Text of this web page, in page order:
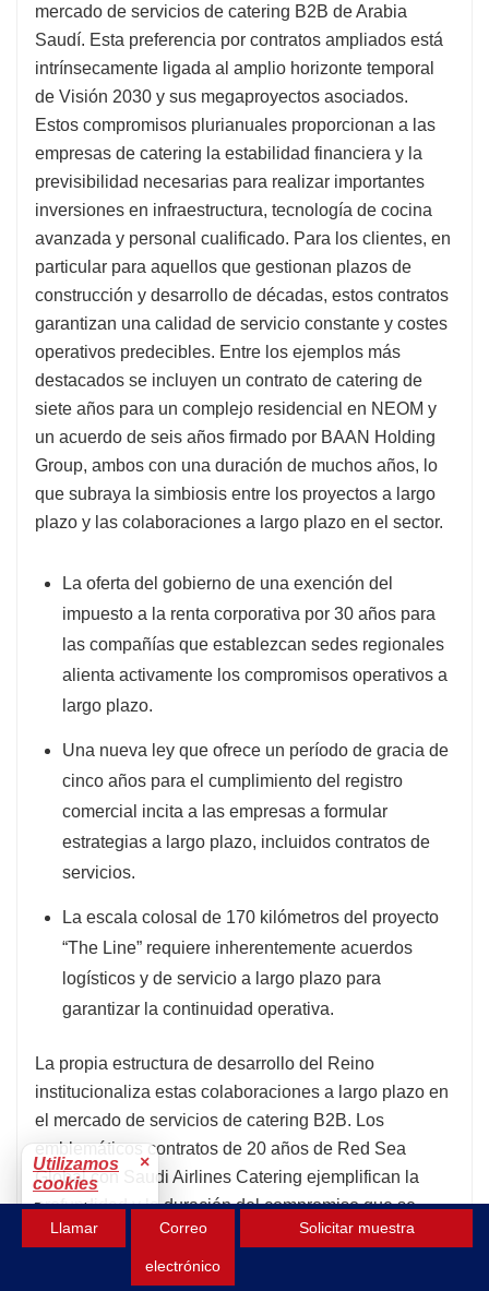
mercado de servicios de catering B2B de Arabia
Saudí. Esta preferencia por contratos ampliados está
intrínsecamente ligada al amplio horizonte temporal
de Visión 2030 y sus megaproyectos asociados.
Estos compromisos plurianuales proporcionan a las
empresas de catering la estabilidad financiera y la
previsibilidad necesarias para realizar importantes
inversiones en infraestructura, tecnología de cocina
avanzada y personal cualificado. Para los clientes, en
particular para aquellos que gestionan plazos de
construcción y desarrollo de décadas, estos contratos
garantizan una calidad de servicio constante y costes
operativos predecibles. Entre los ejemplos más
destacados se incluyen un contrato de catering de
siete años para un complejo residencial en NEOM y
un acuerdo de seis años firmado por BAAN Holding
Group, ambos con una duración de muchos años, lo
que subraya la simbiosis entre los proyectos a largo
plazo y las colaboraciones a largo plazo en el sector.
La oferta del gobierno de una exención del
impuesto a la renta corporativa por 30 años para
las compañías que establezcan sedes regionales
alienta activamente los compromisos operativos a
largo plazo.
Una nueva ley que ofrece un período de gracia de
cinco años para el cumplimiento del registro
comercial incita a las empresas a formular
estrategias a largo plazo, incluidos contratos de
servicios.
La escala colosal de 170 kilómetros del proyecto
“The Line” requiere inherentemente acuerdos
logísticos y de servicio a largo plazo para
garantizar la continuidad operativa.
La propia estructura de desarrollo del Reino
institucionaliza estas colaboraciones a largo plazo en
el mercado de servicios de catering B2B. Los
emblemáticos contratos de 20 años de Red Sea
Global con Saudi Airlines Catering ejemplifican la
profundidad y la duración del compromiso que se
busca para estos proyectos nacionales. Esta
perspectiva a largo plazo se ve respaldada por el
Llamar Correo
electrónico
Solicitar muestra
Utilizamos
cookies
×
Para mejorar tu
experiencia.